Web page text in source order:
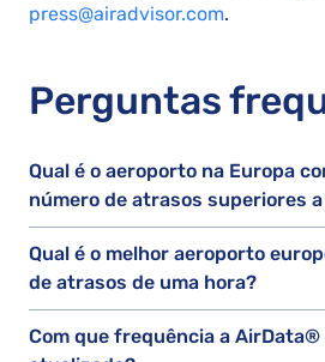
press@airadvisor.com.
Perguntas
Qual é o aeroporto na Europa
número de atrasos superiores
Qual é o melhor aeroporto
de atrasos de uma hora?
Com que frequência a